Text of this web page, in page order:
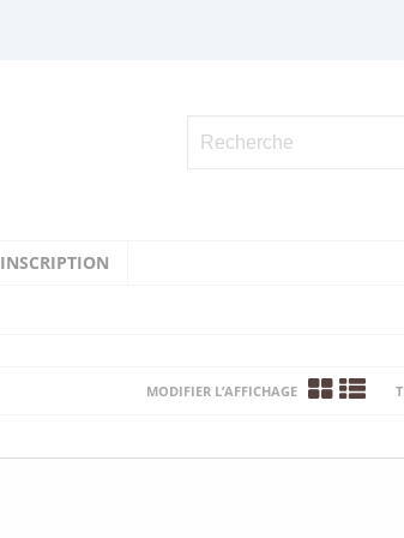
INSCRIPTION
MODIFIER L’AFFICHAGE